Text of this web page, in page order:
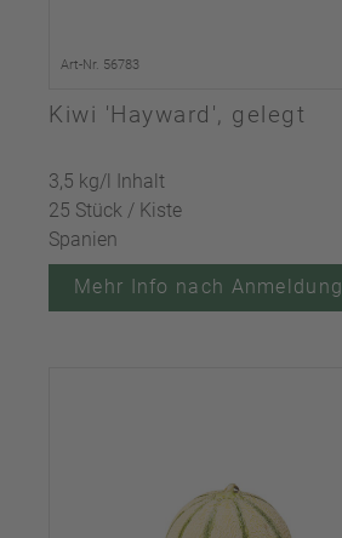
Art-Nr. 56783
Kiwi 'Hayward', gelegt
3,5 kg/l Inhalt
25 Stück / Kiste
Spanien
Mehr Info nach Anmeldung